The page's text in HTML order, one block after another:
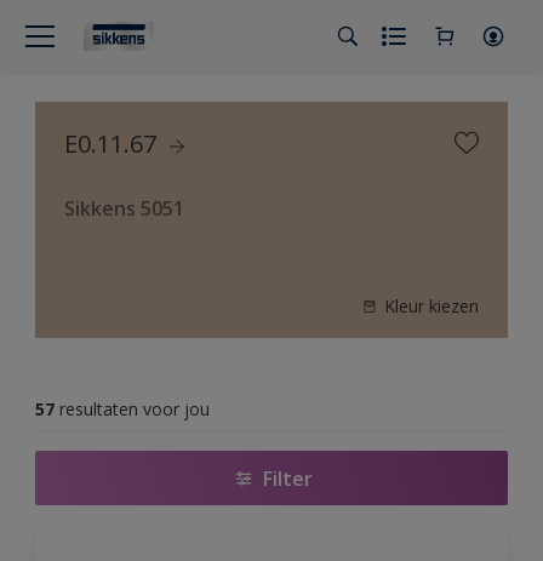
E0.11.67
Sikkens 5051
Kleur kiezen
57 resultaten voor jou
Filter